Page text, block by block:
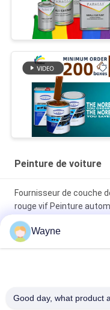
Peinture de voiture
Fournisseur de couche
rouge vif Peinture
en aérosol
Peinture automobile
Peinture de finition
réparation automobile
Wayne
Good day, what product